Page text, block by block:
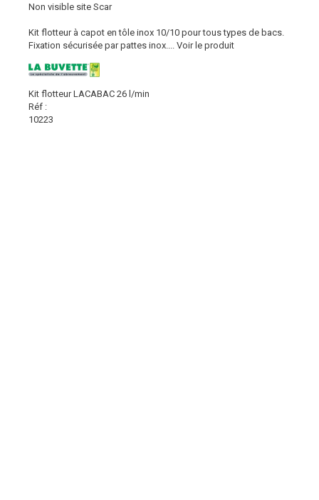
Non visible site Scar
Kit flotteur à capot en tôle inox 10/10 pour tous types de bacs.
Fixation sécurisée par pattes inox....
Voir le produit
Kit flotteur LACABAC 26 l/min
Réf :
10223